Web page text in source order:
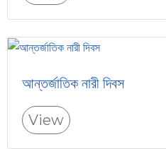
আন্তর্জাতিক নারী দিবস
View